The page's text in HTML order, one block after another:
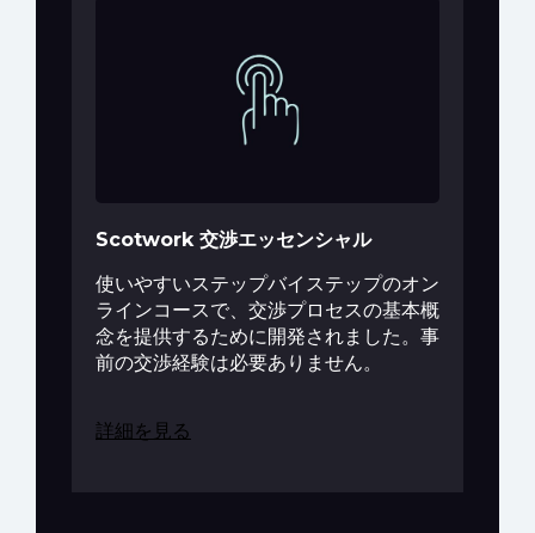
Scotwork 交渉エッセンシャル
使いやすいステップバイステップのオン
ラインコースで、交渉プロセスの基本概
念を提供するために開発されました。事
前の交渉経験は必要ありません。
詳細を見る